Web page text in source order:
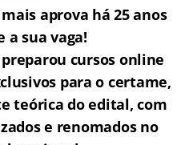
aprova há 25 anos
a sua vaga!
cursos online
para o certame,
teórica do edital, com
e renomados no